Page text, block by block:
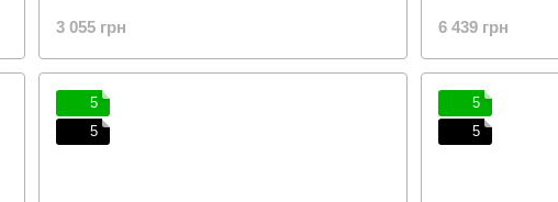
3 055 грн 6 439 грн
5
5
5
5